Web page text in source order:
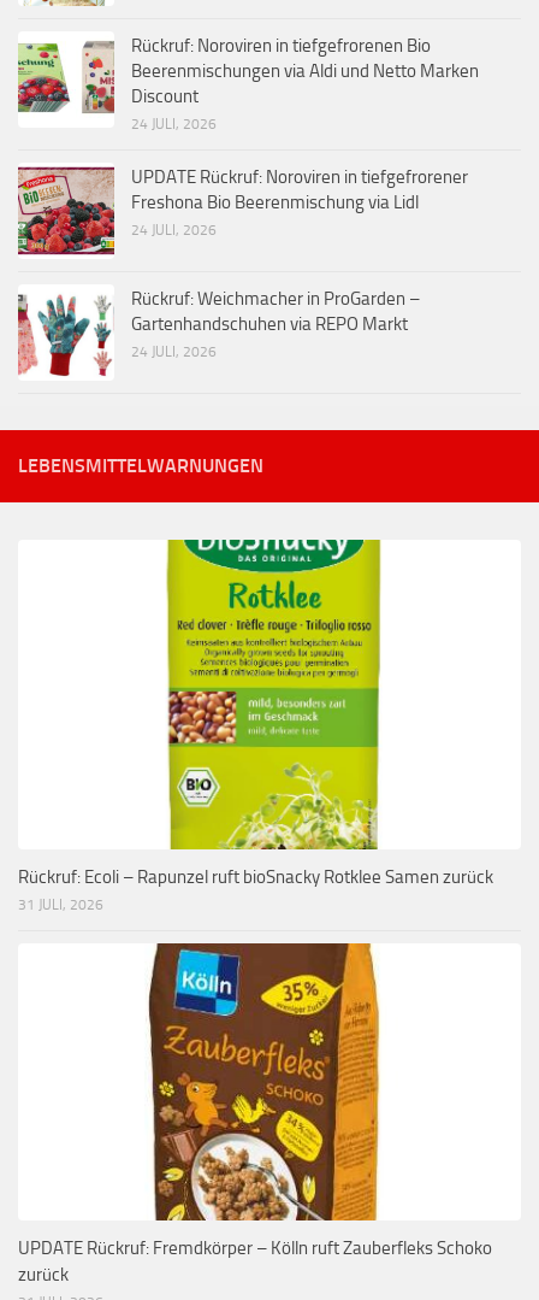
Rückruf: Noroviren in tiefgefrorenen Bio
Beerenmischungen via Aldi und Netto Marken
Discount
24 JULI, 2026
UPDATE Rückruf: Noroviren in tiefgefrorener
Freshona Bio Beerenmischung via Lidl
24 JULI, 2026
Rückruf: Weichmacher in ProGarden –
Gartenhandschuhen via REPO Markt
24 JULI, 2026
LEBENSMITTELWARNUNGEN
Rückruf: Ecoli – Rapunzel ruft bioSnacky Rotklee Samen zurück
31 JULI, 2026
UPDATE Rückruf: Fremdkörper – Kölln ruft Zauberfleks Schoko
zurück